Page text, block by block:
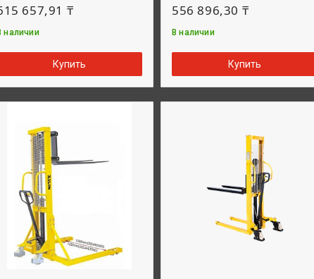
657,91 ₸
наличии
Купить
556 896,30 ₸
В наличии
Купить